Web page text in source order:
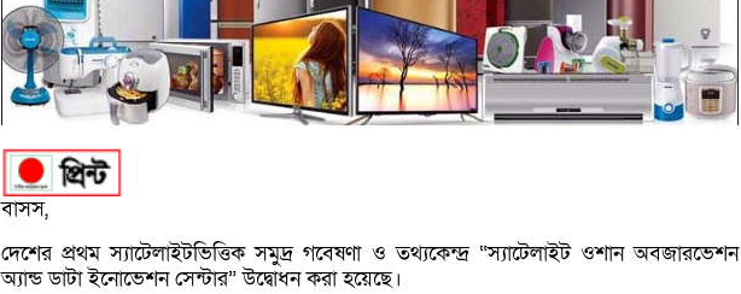
বাসস,
দেশের প্রথম স্যাটেলাইটভিত্তিক সমুদ্র গবেষণা ও তথ্যকেন্দ্র “স্যাটেলাইট ওশান অবজারভেশন
অ্যান্ড ডাটা ইনোভেশন সেন্টার” উদ্বোধন করা হয়েছে।